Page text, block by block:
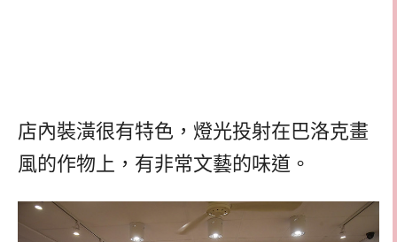
店內裝潢很有特色，燈光投射在巴洛克畫
風的作物上，有非常文藝的味道。